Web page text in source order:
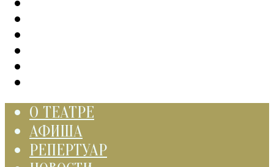
О ТЕАТРЕ
АФИША
РЕПЕРТУАР